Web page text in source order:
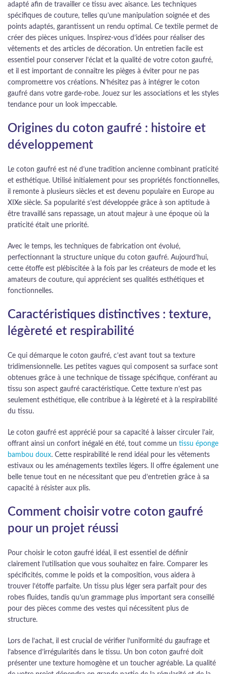
adapté afin de travailler ce tissu avec aisance. Les techniques
spécifiques de couture, telles qu’une manipulation soignée et des
points adaptés, garantissent un rendu optimal. Ce textile permet de
créer des pièces uniques. Inspirez-vous d’idées pour réaliser des
vêtements et des articles de décoration. Un entretien facile est
essentiel pour conserver l’éclat et la qualité de votre coton gaufré,
et il est important de connaître les pièges à éviter pour ne pas
compromettre vos créations. N’hésitez pas à intégrer le coton
gaufré dans votre garde-robe. Jouez sur les associations et les styles
tendance pour un look impeccable.
Origines du coton gaufré : histoire et
développement
Le coton gaufré est né d’une tradition ancienne combinant praticité
et esthétique. Utilisé initialement pour ses propriétés fonctionnelles,
il remonte à plusieurs siècles et est devenu populaire en Europe au
XIXe siècle. Sa popularité s’est développée grâce à son aptitude à
être travaillé sans repassage, un atout majeur à une époque où la
praticité était une priorité.
Avec le temps, les techniques de fabrication ont évolué,
perfectionnant la structure unique du coton gaufré. Aujourd’hui,
cette étoffe est plébiscitée à la fois par les créateurs de mode et les
amateurs de couture, qui apprécient ses qualités esthétiques et
fonctionnelles.
Caractéristiques distinctives : texture,
légèreté et respirabilité
Ce qui démarque le coton gaufré, c’est avant tout sa texture
tridimensionnelle. Les petites vagues qui composent sa surface sont
obtenues grâce à une technique de tissage spécifique, conférant au
tissu son aspect gaufré caractéristique. Cette texture n’est pas
seulement esthétique, elle contribue à la légèreté et à la respirabilité
du tissu.
Le coton gaufré est apprécié pour sa capacité à laisser circuler l’air,
offrant ainsi un confort inégalé en été, tout comme un tissu éponge
bambou doux. Cette respirabilité le rend idéal pour les vêtements
estivaux ou les aménagements textiles légers. Il offre également une
belle tenue tout en ne nécessitant que peu d’entretien grâce à sa
capacité à résister aux plis.
Comment choisir votre coton gaufré
pour un projet réussi
Pour choisir le coton gaufré idéal, il est essentiel de définir
clairement l’utilisation que vous souhaitez en faire. Comparer les
spécificités, comme le poids et la composition, vous aidera à
trouver l’étoffe parfaite. Un tissu plus léger sera parfait pour des
robes fluides, tandis qu’un grammage plus important sera conseillé
pour des pièces comme des vestes qui nécessitent plus de
structure.
Lors de l’achat, il est crucial de vérifier l’uniformité du gaufrage et
l’absence d’irrégularités dans le tissu. Un bon coton gaufré doit
présenter une texture homogène et un toucher agréable. La qualité